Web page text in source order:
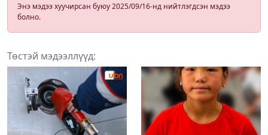
Энэ мэдээ хуучирсан буюу 2025/09/16-нд нийтлэгдсэн мэдээ
болно.
Төстэй мэдээллүүд: